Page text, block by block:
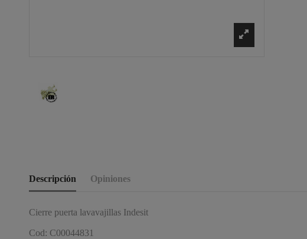
Descripción Opiniones
Cierre puerta lavavajillas Indesit
Cod: C00044831